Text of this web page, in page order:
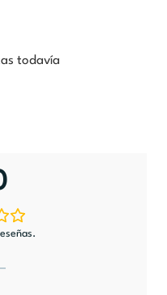
todavía